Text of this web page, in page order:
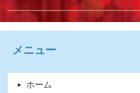
メニュー
ホーム